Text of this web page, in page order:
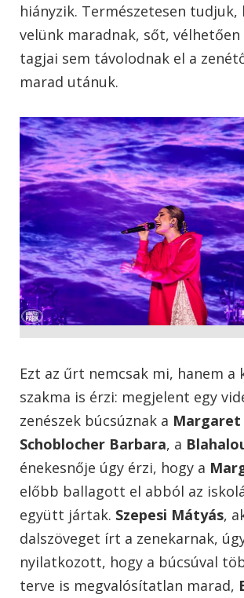
hiányzik. Természetesen tudjuk,
velünk maradnak, sőt, vélhetően
tagjai sem távolodnak el a
marad utánuk.
Ezt az űrt nemcsak mi, hanem a
szakma is érzi: megjelent egy
zenészek búcsúznak a
Schoblocher Barbara, a
énekesnője úgy érzi, hogy a
előbb ballagott el abból az
együtt jártak. Szepesi Mátyás,
dalszöveget írt a zenekarnak,
nyilatkozott, hogy a búcsúval
terve is megvalósítatlan marad,